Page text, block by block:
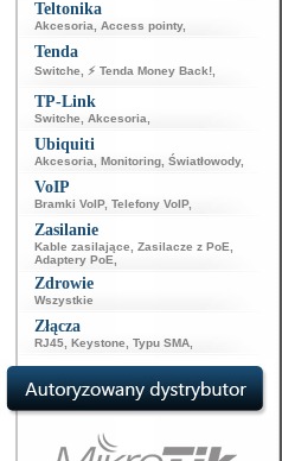
Teltonika
Akcesoria Access pointy,
Tenda
Switche ⚡ Tenda Money Back!
TP-Link
Switche Akcesoria
Ubiquiti
Akcesoria Monitoring Światłowody,
VoIP
Bramki VoIP, Telefony VoIP,
Zasilanie
Kable zasilające Zasilacze z PoE
Adaptery PoE
Zdrowie
Wszystkie
Złącza
RJ45 Keystone Typu SMA